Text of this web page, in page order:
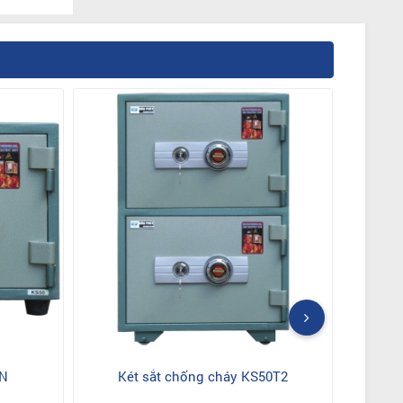
Két sắt chống cháy KS50T2